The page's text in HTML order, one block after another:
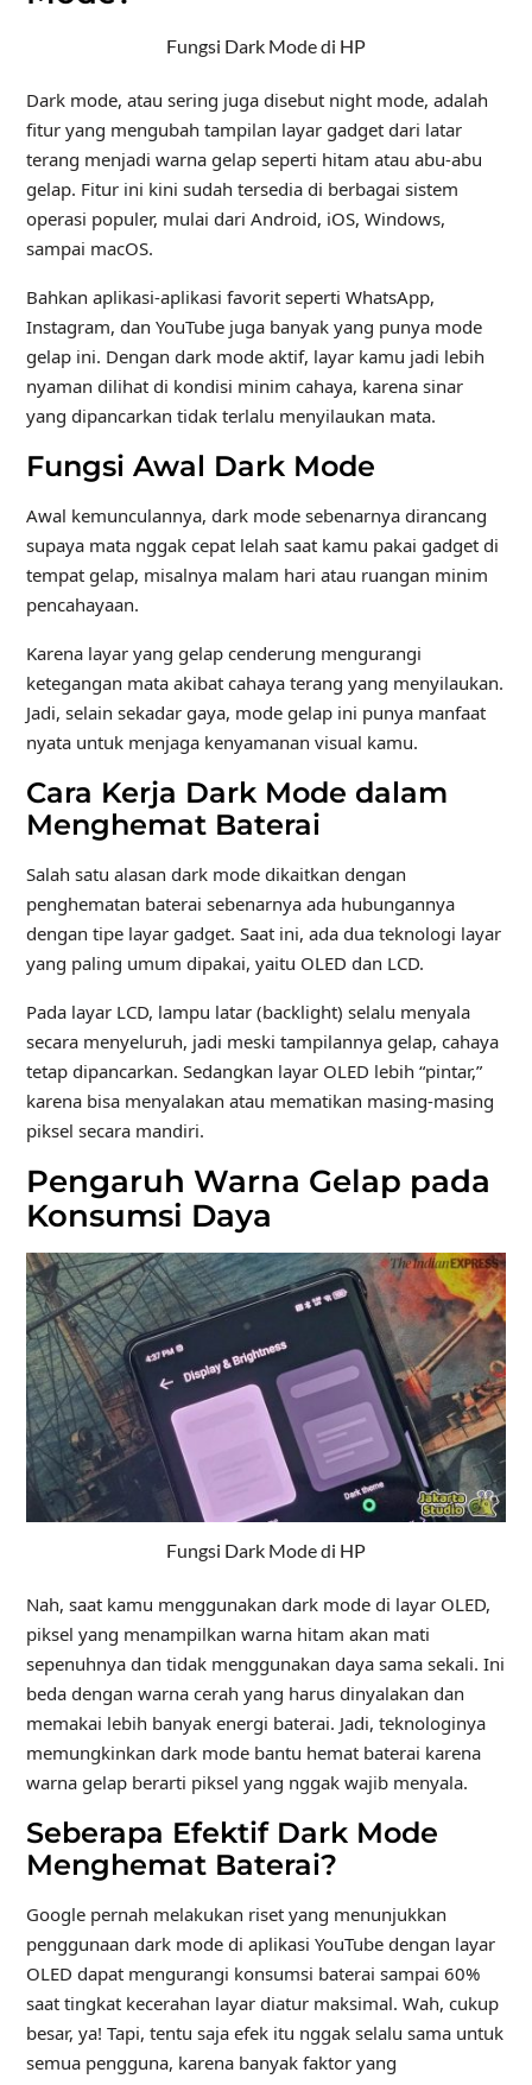
Fungsi Dark Mode di HP
Dark mode, atau sering juga disebut night mode, adalah
fitur yang mengubah tampilan layar gadget dari latar
terang menjadi warna gelap seperti hitam atau abu-abu
gelap. Fitur ini kini sudah tersedia di berbagai sistem
operasi populer, mulai dari Android, iOS, Windows,
sampai macOS.
Bahkan aplikasi-aplikasi favorit seperti WhatsApp,
Instagram, dan YouTube juga banyak yang punya mode
gelap ini. Dengan dark mode aktif, layar kamu jadi lebih
nyaman dilihat di kondisi minim cahaya, karena sinar
yang dipancarkan tidak terlalu menyilaukan mata.
Fungsi Awal Dark Mode
Awal kemunculannya, dark mode sebenarnya dirancang
supaya mata nggak cepat lelah saat kamu pakai gadget di
tempat gelap, misalnya malam hari atau ruangan minim
pencahayaan.
Karena layar yang gelap cenderung mengurangi
ketegangan mata akibat cahaya terang yang menyilaukan.
Jadi, selain sekadar gaya, mode gelap ini punya manfaat
nyata untuk menjaga kenyamanan visual kamu.
Cara Kerja Dark Mode dalam
Menghemat Baterai
Salah satu alasan dark mode dikaitkan dengan
penghematan baterai sebenarnya ada hubungannya
dengan tipe layar gadget. Saat ini, ada dua teknologi layar
yang paling umum dipakai, yaitu OLED dan LCD.
Pada layar LCD, lampu latar (backlight) selalu menyala
secara menyeluruh, jadi meski tampilannya gelap, cahaya
tetap dipancarkan. Sedangkan layar OLED lebih “pintar,”
karena bisa menyalakan atau mematikan masing-masing
piksel secara mandiri.
Pengaruh Warna Gelap pada
Konsumsi Daya
Fungsi Dark Mode di HP
Nah, saat kamu menggunakan dark mode di layar OLED,
piksel yang menampilkan warna hitam akan mati
sepenuhnya dan tidak menggunakan daya sama sekali. Ini
beda dengan warna cerah yang harus dinyalakan dan
memakai lebih banyak energi baterai. Jadi, teknologinya
memungkinkan dark mode bantu hemat baterai karena
warna gelap berarti piksel yang nggak wajib menyala.
Seberapa Efektif Dark Mode
Menghemat Baterai?
Google pernah melakukan riset yang menunjukkan
penggunaan dark mode di aplikasi YouTube dengan layar
OLED dapat mengurangi konsumsi baterai sampai 60%
saat tingkat kecerahan layar diatur maksimal. Wah, cukup
besar, ya! Tapi, tentu saja efek itu nggak selalu sama untuk
semua pengguna, karena banyak faktor yang